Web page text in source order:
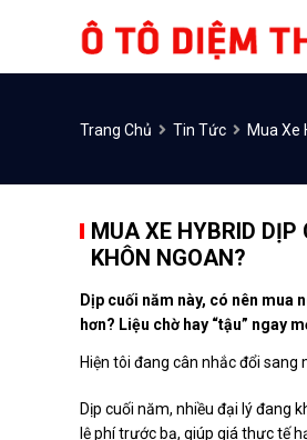
Trang Chủ Tin Tức Mua Xe
MUA XE HYBRID
KHÔN NGOAN?
Dịp cuối năm này, có nên mua
hơn? Liệu chờ hay “tậu” ngay
Hiện tôi đang cân nhắc đổi sang
Dịp cuối năm, nhiều đại lý đang
lệ phí trước bạ, giúp giá thực tế